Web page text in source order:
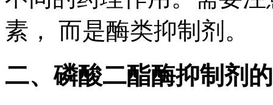
素， 而是酶类抑制剂。
二、磷酸二酯酶抑制剂